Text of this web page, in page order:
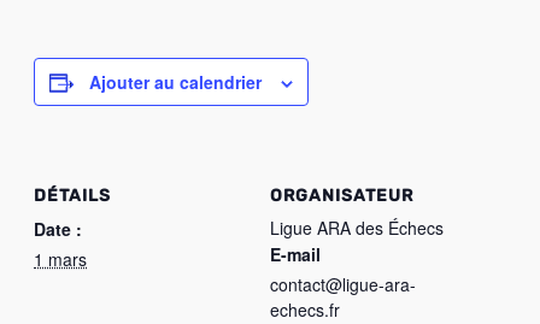
Ajouter au calendrier
DÉTAILS
Date :
1 mars
ORGANISATEUR
Ligue ARA des Échecs
E-mail
contact@ligue-ara-
echecs.fr